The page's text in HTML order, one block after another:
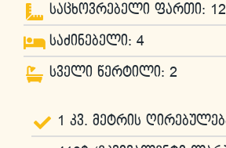
საცხოვრებელი ფართი:
საძინებელი: 4
სველი წერტილი: 2
1 კვ. მეტრის